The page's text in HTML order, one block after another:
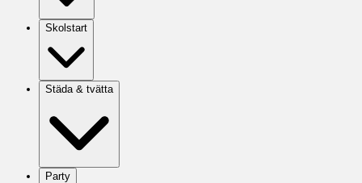
Skolstart
Städa & tvätta
Party